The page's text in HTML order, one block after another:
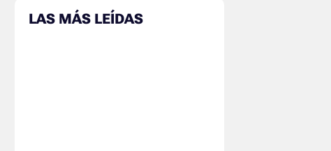
LAS MÁS LEÍDAS